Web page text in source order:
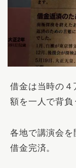
借金は当時の４
額を一人で背負
各地で講演会
借金完済。